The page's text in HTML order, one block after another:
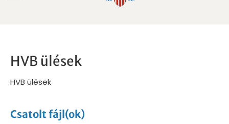
HVB ülések
HVB ülések
Csatolt fájl(ok)